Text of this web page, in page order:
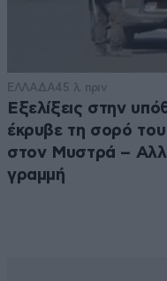
ΕΛΛΑΔΑ45 λ. πριν
Εξελίξεις στην
έκρυβε τη σορό
στον Μυστρά –
γραμμή